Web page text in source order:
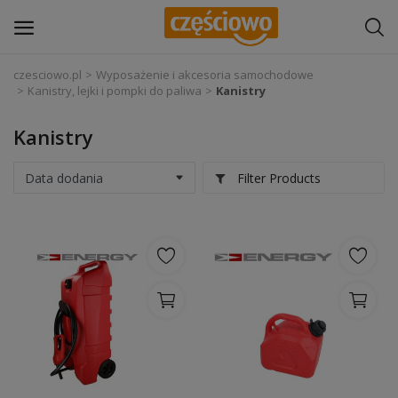
Zaloguj się
Zarejestruj
Wyposażenie i akcesoria samochodowe
Narzędzia i sprzęt warsztatowy
Chemia
Opony i felgi
czesciowo.pl
Wyposażenie i akcesoria samochodowe
Kanistry, lejki i pompki do paliwa
Kanistry
Kanistry
Filter Products